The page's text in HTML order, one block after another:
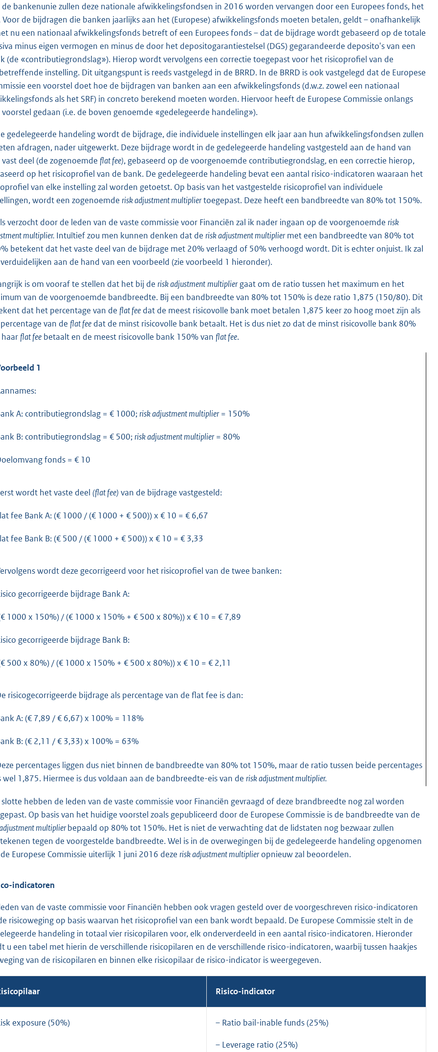
de bankenunie zullen deze nationale afwikkelingsfondsen in 2016 worden vervangen door een Europees fonds, het
Voor de bijdragen die banken jaarlijks aan het (Europese) afwikkelingsfonds moeten betalen, geldt – onafhankelijk
nu een nationaal afwikkelingsfonds betreft of een Europees fonds – dat de bijdrage wordt gebaseerd op de totale
minus eigen vermogen en minus de door het depositogarantiestelsel (DGS) gegarandeerde deposito's van een
(de «contributiegrondslag»). Hierop wordt vervolgens een correctie toegepast voor het risicoprofiel van de
instelling. Dit uitgangspunt is reeds vastgelegd in de BRRD. In de BRRD is ook vastgelegd dat de Europese
een voorstel doet hoe de bijdragen van banken aan een afwikkelingsfonds (d.w.z. zowel een nationaal
als het SRF) in concreto berekend moeten worden. Hiervoor heeft de Europese Commissie onlangs
voorstel gedaan (i.e. de boven genoemde «gedelegeerde handeling»).
gedelegeerde handeling wordt de bijdrage, die individuele instellingen elk jaar aan hun afwikkelingsfondsen zullen
afdragen, nader uitgewerkt. Deze bijdrage wordt in de gedelegeerde handeling vastgesteld aan de hand van
vast deel (de zogenoemde flat fee), gebaseerd op de voorgenoemde contributiegrondslag, en een correctie hierop,
op het risicoprofiel van de bank. De gedelegeerde handeling bevat een aantal risico-indicatoren waaraan het
van elke instelling zal worden getoetst. Op basis van het vastgestelde risicoprofiel van individuele
wordt een zogenoemde risk adjustment multipliertoegepast. Deze heeft een bandbreedte van 80% tot 150%.
verzocht door de leden van de vaste commissie voor Financiën zal ik nader ingaan op de voorgenoemde risk
multiplier. Intuïtief zou men kunnen denken dat de risk adjustment multipliermet een bandbreedte van 80% tot
betekent dat het vaste deel van de bijdrage met 20% verlaagd of 50% verhoogd wordt. Dit is echter onjuist. Ik zal
aan de hand van een voorbeeld (zie voorbeeld 1 hieronder).
is om vooraf te stellen dat het bij de risk adjustment multipliergaat om de ratio tussen het maximum en het
van de voorgenoemde bandbreedte. Bij een bandbreedte van 80% tot 150% is deze ratio 1,875 (150/80). Dit
dat het percentage van de flat fee dat de meest risicovolle bank moet betalen 1,875 keer zo hoog moet zijn als
van de flat fee dat de minst risicovolle bank betaalt. Het is dus niet zo dat de minst risicovolle bank 80%
flat fee betaalt en de meest risicovolle bank 150% van flat fee.
1
A: contributiegrondslag = € 1000; risk adjustment multiplier= 150%
B: contributiegrondslag = € 500; risk adjustment multiplier= 80%
fonds = € 10
wordt het vaste deel (flat fee) van de bijdrage vastgesteld:
fee Bank A: (€ 1000 / (€ 1000 + € 500)) x € 10 = € 6,67
fee Bank B: (€ 500 / (€ 1000 + € 500)) x € 10 = € 3,33
wordt deze gecorrigeerd voor het risicoprofiel van de twee banken:
gecorrigeerde bijdrage Bank A:
1000 x 150%) / (€ 1000 x 150% + € 500 x 80%)) x € 10 = € 7,89
gecorrigeerde bijdrage Bank B:
500 x 80%) / (€ 1000 x 150% + € 500 x 80%)) x € 10 = € 2,11
risicogecorrigeerde bijdrage als percentage van de flat fee is dan:
A: (€ 7,89 / € 6,67) x 100% = 118%
B: (€ 2,11 / € 3,33) x 100% = 63%
percentages liggen dus niet binnen de bandbreedte van 80% tot 150%, maar de ratio tussen beide percentages
wel 1,875. Hiermee is dus voldaan aan de bandbreedte-eis van de risk adjustment multiplier.
slotte hebben de leden van de vaste commissie voor Financiën gevraagd of deze brandbreedte nog zal worden
Op basis van het huidige voorstel zoals gepubliceerd door de Europese Commissie is de bandbreedte van de
multiplierbepaald op 80% tot 150%. Het is niet de verwachting dat de lidstaten nog bezwaar zullen
tegen de voorgestelde bandbreedte. Wel is in de overwegingen bij de gedelegeerde handeling opgenomen
Europese Commissie uiterlijk 1 juni 2016 deze risk adjustment multiplieropnieuw zal beoordelen.
indicatoren
van de vaste commissie voor Financiën hebben ook vragen gesteld over de voorgeschreven risico-indicatoren
risicoweging op basis waarvan het risicoprofiel van een bank wordt bepaald. De Europese Commissie stelt in de
handeling in totaal vier risicopilaren voor, elk onderverdeeld in een aantal risico-indicatoren. Hieronder
u een tabel met hierin de verschillende risicopilaren en de verschillende risico-indicatoren, waarbij tussen haakjes
van de risicopilaren en binnen elke risicopilaar de risico-indicator is weergegeven.
Risico-indicator
exposure (50%) – Ratio bail-inable funds (25%)
– Leverage ratio (25%)